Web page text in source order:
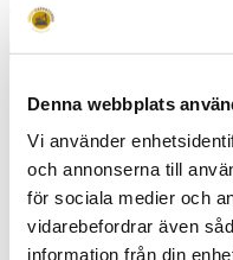
Denna webbplats
Vi använder
och annonserna till
för sociala medier och
vidarebefordrar även
information från din
021-83 00 08
Dräneringstjänster
Marktjänster
Marktjänster
Stenläggning